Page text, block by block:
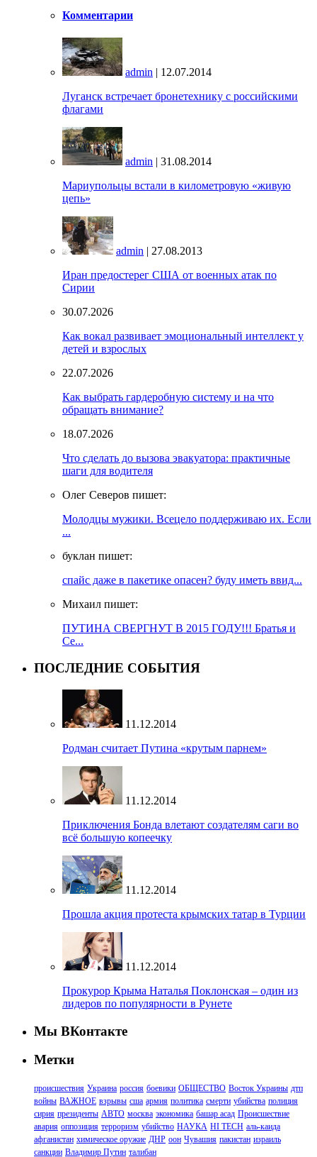
Комментарии
admin | 12.07.2014
Луганск встречает бронетехнику с российскими
флагами
admin | 31.08.2014
Мариупольцы встали в километровую «живую
цепь»
admin | 27.08.2013
Иран предостерег США от военных атак по
Сирии
30.07.2026
Как вокал развивает эмоциональный интеллект у
детей и взрослых
22.07.2026
Как выбрать гардеробную систему и на что
обращать внимание?
18.07.2026
Что сделать до вызова эвакуатора: практичные
шаги для водителя
Олег Северов пишет:
Молодцы мужики. Всецело поддерживаю их. Если
...
буклан пишет:
спайс даже в пакетике опасен? буду иметь ввид...
Михаил пишет:
ПУТИНА СВЕРГНУТ В 2015 ГОДУ!!! Братья и
Се...
ПОСЛЕДНИЕ СОБЫТИЯ
11.12.2014
Родман считает Путина «крутым парнем»
11.12.2014
Приключения Бонда влетают создателям саги во
всё большую копеечку
11.12.2014
Прошла акция протеста крымских татар в Турции
11.12.2014
Прокурор Крыма Наталья Поклонская – один из
лидеров по популярности в Рунете
Мы ВКонтакте
Метки
происшествия Украина россия боевики ОБЩЕСТВО Восток Украины дтп
войны ВАЖНОЕ взрывы сша армия политика смерти убийства полиция
сирия президенты АВТО москва экономика башар асад Происшествие
авария оппозиция терроризм убийство НАУКА HI TECH аль-каида
афганистан химическое оружие ДНР оон Чувашия пакистан израиль
санкции Владимир Путин талибан